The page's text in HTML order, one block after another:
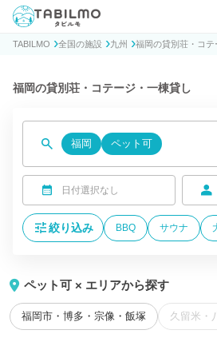
貸別荘コテージ・一棟貸し宿泊予約サイト
TABILMO 全国の施設 九州 福岡の貸別荘・コテ
福岡の貸別荘・コテージ・一棟貸し
福岡 ペット可
日付選択なし
絞り込み BBQ サウナ
ペット可 × エリアから探す
福岡市・博多・宗像・飯塚 久留米・